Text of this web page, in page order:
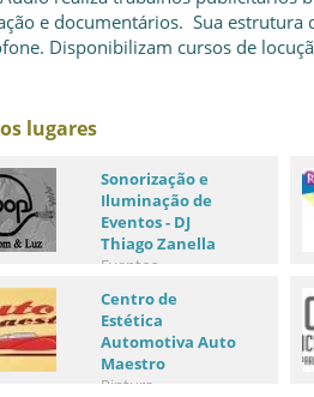
e documentários. Sua
Disponibilizam cursos de
lugares
Sonorização e
Iluminação de
Eventos - DJ
Thiago Zanella
Eventos
Centro de
Estética
Automotiva Auto
Maestro
Pintura